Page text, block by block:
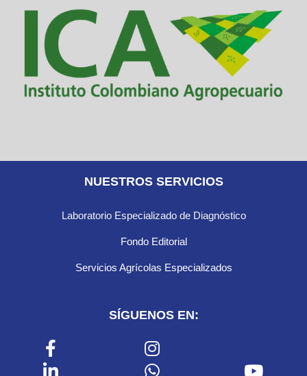
NUESTROS SERVICIOS
Laboratorio Especializado de Diagnóstico
Fondo Editorial
Servicios Agrícolas Especializados
SÍGUENOS EN: